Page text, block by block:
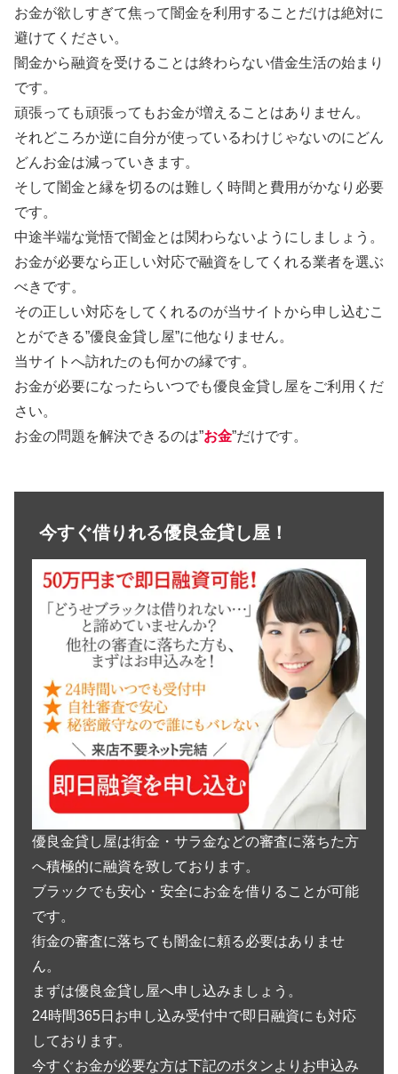
お金が欲しすぎて焦って闇金を利用することだけは絶対に
避けてください。
闇金から融資を受けることは終わらない借金生活の始まり
です。
頑張っても頑張ってもお金が増えることはありません。
それどころか逆に自分が使っているわけじゃないのにどん
どんお金は減っていきます。
そして闇金と縁を切るのは難しく時間と費用がかなり必要
です。
中途半端な覚悟で闇金とは関わらないようにしましょう。
お金が必要なら正しい対応で融資をしてくれる業者を選ぶ
べきです。
その正しい対応をしてくれるのが当サイトから申し込むこ
とができる”優良金貸し屋”に他なりません。
当サイトへ訪れたのも何かの縁です。
お金が必要になったらいつでも優良金貸し屋をご利用くだ
さい。
お金の問題を解決できるのは”お金”だけです。
今すぐ借りれる優良金貸し屋！
優良金貸し屋は街金・サラ金などの審査に落ちた方
へ積極的に融資を致しております。
ブラックでも安心・安全にお金を借りることが可能
です。
街金の審査に落ちても闇金に頼る必要はありませ
ん。
まずは優良金貸し屋へ申し込みましょう。
24時間365日お申し込み受付中で即日融資にも対応
しております。
今すぐお金が必要な方は下記のボタンよりお申込み